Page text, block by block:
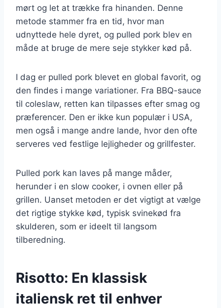
mørt og let at trække fra hinanden. Denne
metode stammer fra en tid, hvor man
udnyttede hele dyret, og pulled pork blev en
måde at bruge de mere seje stykker kød på.
I dag er pulled pork blevet en global favorit, og
den findes i mange variationer. Fra BBQ-sauce
til coleslaw, retten kan tilpasses efter smag og
præferencer. Den er ikke kun populær i USA,
men også i mange andre lande, hvor den ofte
serveres ved festlige lejligheder og grillfester.
Pulled pork kan laves på mange måder,
herunder i en slow cooker, i ovnen eller på
grillen. Uanset metoden er det vigtigt at vælge
det rigtige stykke kød, typisk svinekød fra
skulderen, som er ideelt til langsom
tilberedning.
Risotto: En klassisk
italiensk ret til enhver